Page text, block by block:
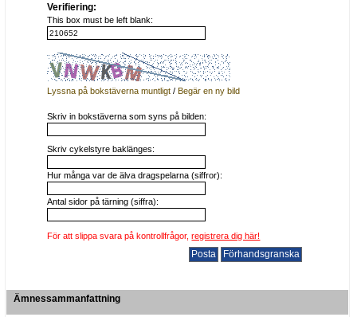
Verifiering:
This box must be left blank:
Lyssna på bokstäverna muntligt /Begär en ny bild
Skriv in bokstäverna som syns på bilden:
Skriv cykelstyre baklänges:
Hur många var de älva dragspelarna (siffror):
Antal sidor på tärning (siffra):
För att slippa svara på kontrollfrågor,registrera dig här!
Ämnessammanfattning